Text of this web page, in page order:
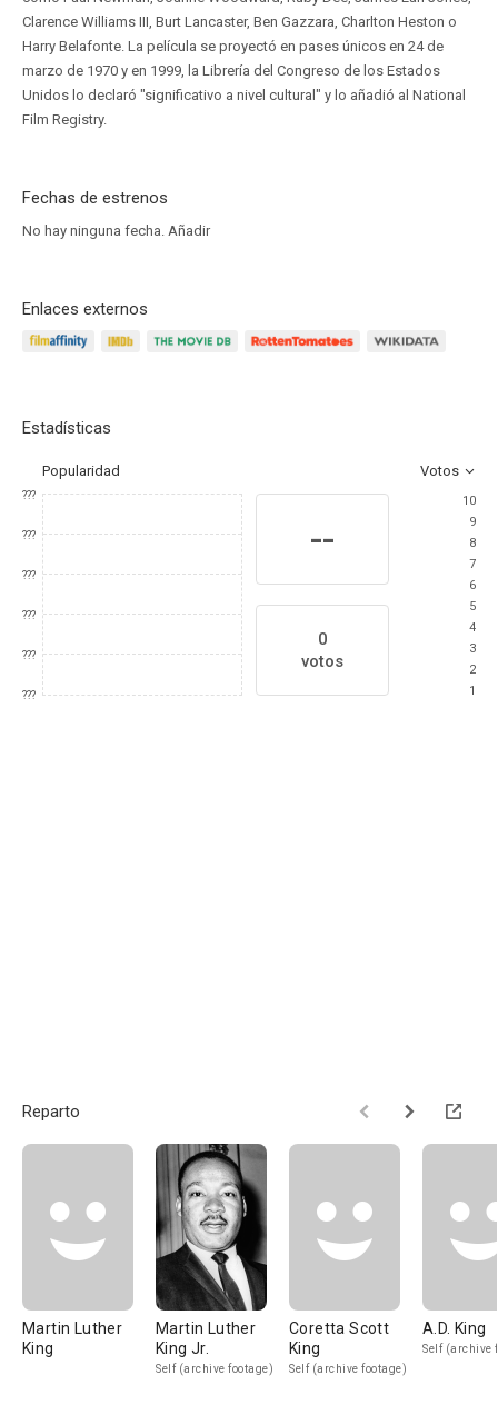
Clarence Williams III, Burt Lancaster, Ben Gazzara, Charlton Heston o
Harry Belafonte. La película se proyectó en pases únicos en 24 de
marzo de 1970 y en 1999, la Librería del Congreso de los Estados
Unidos lo declaró "significativo a nivel cultural" y lo añadió al National
Film Registry.
Fechas de estrenos
No hay ninguna fecha. Añadir
Enlaces externos
Estadísticas
Popularidad Votos
???
???
???
???
???
???
--
0
votos
10
9
8
7
6
5
4
3
2
1
Reparto
Martin Luther
King
Martin Luther
King Jr.
Self (archive footage)
Coretta Scott
King
Self (archive footage)
A.D. King
Self (archive